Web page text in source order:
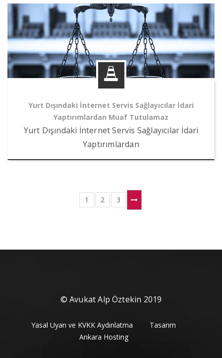
Yurt Dışındaki İnternet Servis Sağlayıcılar İdari
Yaptırımlardan Muaf Tutulamaz
Yurt Dışındaki İnternet Servis Sağlayıcılar İdari
Yaptırımlardan
1 2 3
© Avukat Alp Öztekin 2019
Yasal Uyarı ve KVKK Aydınlatma
Tasarım
Ankara Hosting